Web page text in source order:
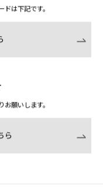
は下記です。
願いします。
ら